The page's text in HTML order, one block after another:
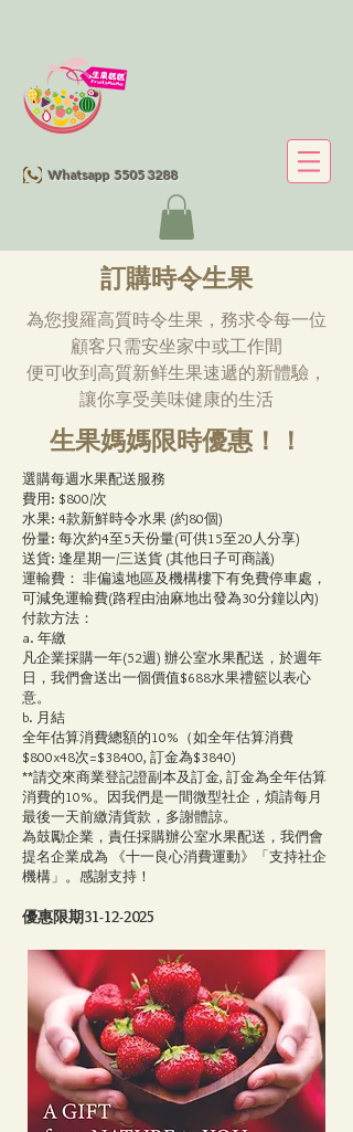
Whatsapp 5505 3288
訂購時令生果
為您搜羅高質時令生果，務求令每一位
顧客只需安坐家中或工作間
便可收到高質新鲜生果速遞的新體驗，
讓你享受美味健康的生活
生果媽媽限時優惠！！
選購每週水果配送服務
費用: $800/次
水果: 4款新鮮時令水果 (約80個)
份量: 每次約4至5天份量(可供15至20人分享)
送貨: 逢星期一/三送貨 (其他日子可商議)
運輸費： 非偏遠地區及機構樓下有免費停車處，
可減免運輸費(路程由油麻地出發為30分鐘以內)
付款方法：
a. 年繳
凡企業採購一年(52週) 辦公室水果配送，於週年
日，我們會送出一個價值$688水果禮籃以表心
意。
b. 月結
全年估算消費總額的10%（如全年估算消費
$800x48次=$38400, 訂金為$3840)
**請交來商業登記證副本及訂金, 訂金為全年估算
消費的10%。因我們是一間微型社企，煩請每月
最後一天前繳清貨款，多謝體諒。
為鼓勵企業，責任採購辦公室水果配送，我們會
提名企業成為 《十一良心消費運動》「支持社企
機構」。感謝支持！
優惠限期31-12-2025